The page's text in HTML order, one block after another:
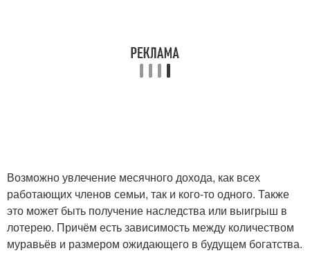
Возможно увлечение месячного дохода, как всех
работающих членов семьи, так и кого-то одного. Также
это может быть получение наследства или выигрыш в
лотерею. Причём есть зависимость между количеством
муравьёв и размером ожидающего в будущем богатства.